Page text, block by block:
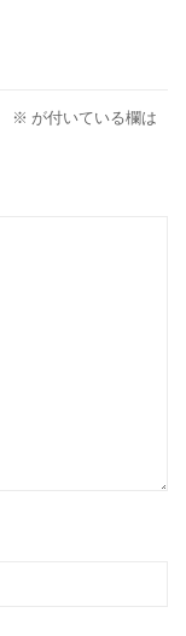
※ が付いている欄は